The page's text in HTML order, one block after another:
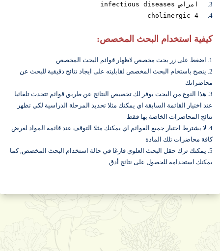
3.
امراض infectious diseases
4.
كيفية استخدام البحث المخصص:
1. اضغط على زر بحث مخصص لاظهار قوائم البحث المخصص
2. ينصح باستخام البحث المخصص لقابليته على ايجاد نتائج دقيقية للبحث عن
محاضراتك
3. هذا النوع من البحث يوفر لك تخصيص النتائج عن طريق قوائم تتحدث تلقائيا
عند اختيار القائمة السابقة اي يمكنك مثلا تحديد المرحلة الدراسية لكي تظهر
نتائج المحاضرات الخاصة بها فقط
4. لا يشترط اختيار جميع القوائم اي يمكنك مثلا التوقف عند قائمة المواد لعرض
كافة محاضرات تلك المادة
5. يمكنك ترك حقل البحث العلوي فارغا في حالة استخدام البحث المخصص, كما
يمكنك استخدامه للحصول على نتائج أدق